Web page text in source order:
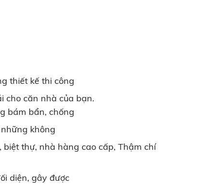
thiết kế thi công
cho căn nhà của bạn.
bám bẩn, chống
không
thự, nhà hàng cao cấp, Thậm chí
diện, gây được